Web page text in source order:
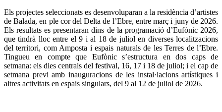
Els projectes seleccionats es desenvoluparan a la residència d’artistes
de Balada, en ple cor del Delta de l’Ebre, entre març i juny de 2026.
Els resultats es presentaran dins de la programació d’Eufònic 2026,
que tindrà lloc entre el 9 i al 18 de juliol en diverses localitzacions
del territori, com Amposta i espais naturals de les Terres de l’Ebre.
Tingueu en compte que Eufònic s’estructura en dos caps de
setmana: els dies centrals del festival, 16, 17 i 18 de juliol; i el cap de
setmana previ amb inauguracions de les instal·lacions artístiques i
altres activitats en espais singulars, del 9 al 12 de juliol de 2026.